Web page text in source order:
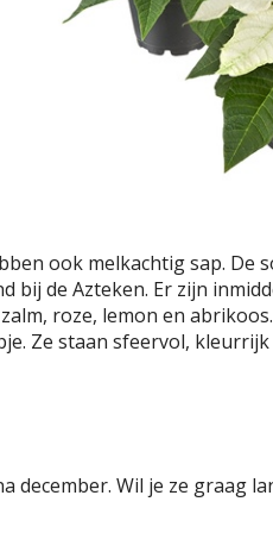
ook melkachtig sap. De
bij de Azteken. Er zijn
roze, lemon en
Ze staan sfeervol, kleurrijk
Wil je ze graag